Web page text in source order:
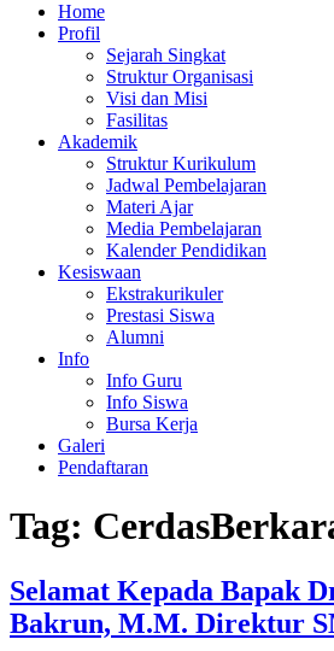
Home
Profil
Sejarah Singkat
Struktur Organisasi
Visi dan Misi
Fasilitas
Akademik
Struktur Kurikulum
Jadwal Pembelajaran
Materi Ajar
Media Pembelajaran
Kalender Pendidikan
Kesiswaan
Ekstrakurikuler
Prestasi Siswa
Alumni
Info
Info Guru
Info Siswa
Bursa Kerja
Galeri
Pendaftaran
Tag:
Selamat Kepada Bapak
Bakrun, M.M. Direktur